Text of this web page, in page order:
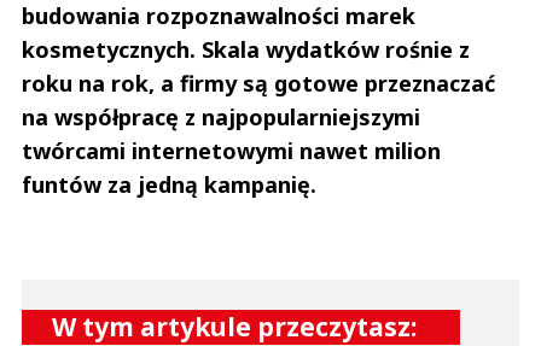
budowania rozpoznawalności marek
kosmetycznych. Skala wydatków rośnie z
roku na rok, a firmy są gotowe przeznaczać
na współpracę z najpopularniejszymi
twórcami internetowymi nawet milion
funtów za jedną kampanię.
W tym artykule przeczytasz: